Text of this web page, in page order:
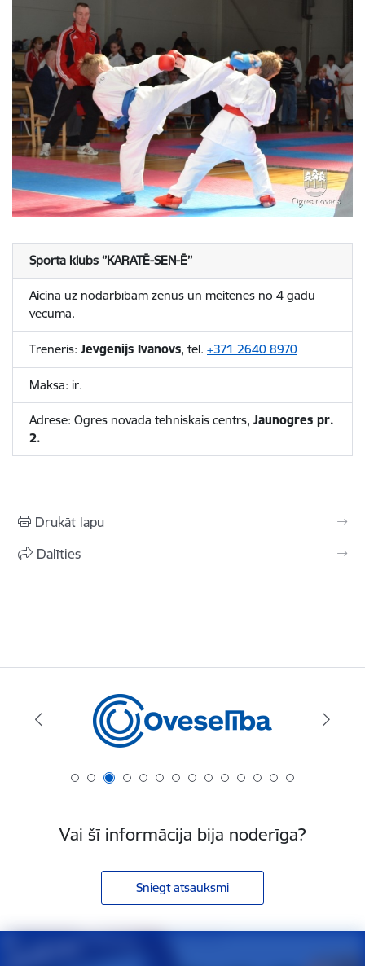
Sporta klubs ‘’KARATĒ-SEN-Ē’’
Aicina uz nodarbībām zēnus un meitenes no 4 gadu
vecuma.
Treneris: Jevgenijs Ivanovs, tel. +371 2640 8970
Maksa: ir.
Adrese: Ogres novada tehniskais centrs, Jaunogres pr.
2.
Drukāt lapu
Dalīties
Vai šī informācija bija noderīga?
Sniegt atsauksmi